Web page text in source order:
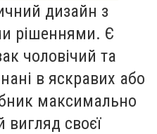
дизайн з
рішеннями. Є
чоловічий та
в яскравих або
максимально
вигляд своєї